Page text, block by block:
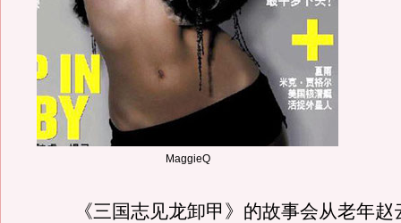
MaggieQ
《三国志见龙卸甲》的故事会从老年赵